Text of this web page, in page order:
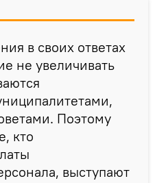
в своих ответах
не увеличивать
Поэтому
кто
выступают